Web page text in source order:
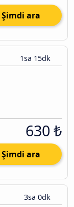
Şimdi ara
1sa 15dk
630 ₺
Şimdi ara
3sa 0dk